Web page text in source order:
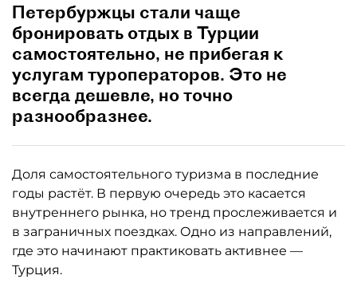
Петербуржцы стали чаще
бронировать отдых в Турции
самостоятельно, не прибегая к
услугам туроператоров. Это не
всегда дешевле, но точно
разнообразнее.
Доля самостоятельного туризма в последние
годы растёт. В первую очередь это касается
внутреннего рынка, но тренд прослеживается и
в заграничных поездках. Одно из направлений,
где это начинают практиковать активнее —
Турция.